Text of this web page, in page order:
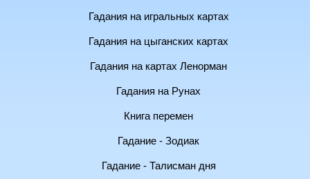
Гадания на игральных картах
Гадания на цыганских картах
Гадания на картах Ленорман
Гадания на Рунах
Книга перемен
Гадание - Зодиак
Гадание - Талисман дня